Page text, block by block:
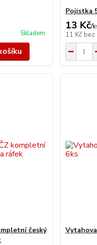
Skladem
Pojistka
13 Kč/
11 Kč bez
český